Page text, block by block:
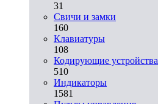
31
Свичи и замки
160
Клавиатуры
108
Кодирующие устройства
510
Индикаторы
1581